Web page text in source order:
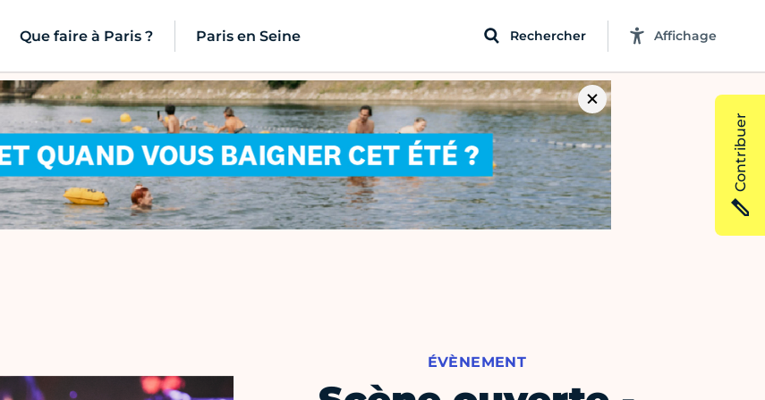
Que faire à Paris ? Paris en Seine Rechercher Affichage
ÉVÈNEMENT
Contribuer